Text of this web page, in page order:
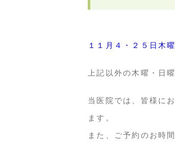
１１ 月４・２５ 日木
上記以外の木曜・日
当医院では、皆様に
ます。
また、ご予約のお時